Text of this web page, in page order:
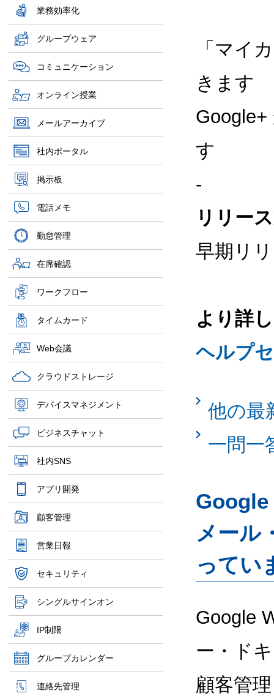
業務効率化
グループウェア
コミュニケーション
オンライン授業
メールアーカイブ
社内ポータル
掲示板
電話メモ
勤怠管理
在席確認
ワークフロー
タイムカード
Web会議
クラウドストレージ
デバイスマネジメント
ビジネスチャット
社内SNS
アプリ開発
顧客管理
営業日報
セキュリティ
シングルサインオン
IP制限
グループカレンダー
連絡先管理
「マイ
きます
す
-
リリー
早期リ
より詳
ヘルプ
他の最
一問一
Google
メール
ってい
Google
ー・ド
顧客管